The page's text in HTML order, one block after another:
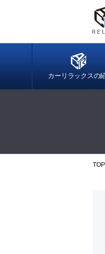
カーリラックスの
TOP